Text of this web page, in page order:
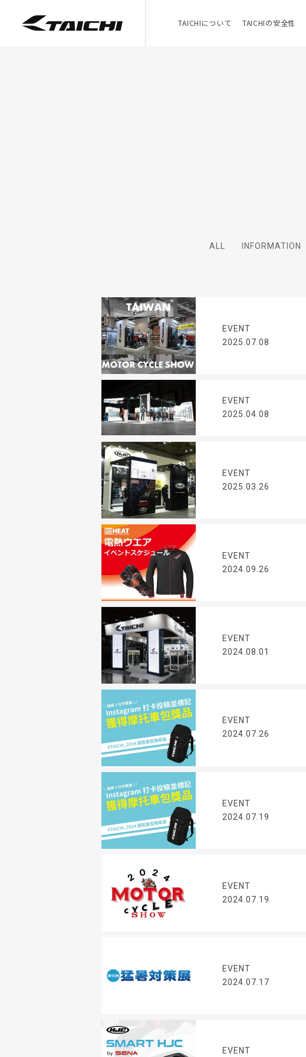
TAICHIについて TAICHIの安全性
ALL INFORMATION
EVENT
2025.07.08
EVENT
2025.04.08
EVENT
2025.03.26
EVENT
2024.09.26
EVENT
2024.08.01
EVENT
2024.07.26
EVENT
2024.07.19
EVENT
2024.07.19
EVENT
2024.07.17
EVENT